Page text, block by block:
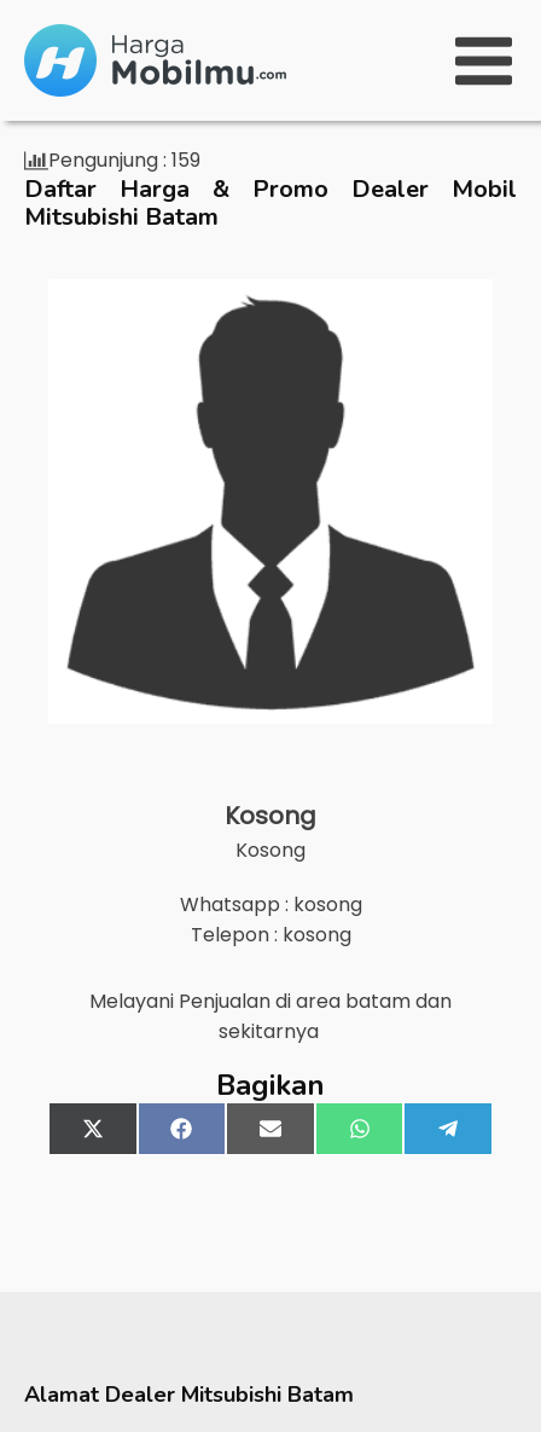
Pengunjung : 159
Daftar Harga & Promo Dealer Mobil
Mitsubishi Batam
Kosong
Kosong
Whatsapp : kosong
Telepon : kosong
Melayani Penjualan di area batamdan
sekitarnya
Bagikan
Share
on
X
(Twitter)
Share
on
FacebookShare
on
Email Share
on
WhatsApp
on
Alamat Dealer Mitsubishi Batam